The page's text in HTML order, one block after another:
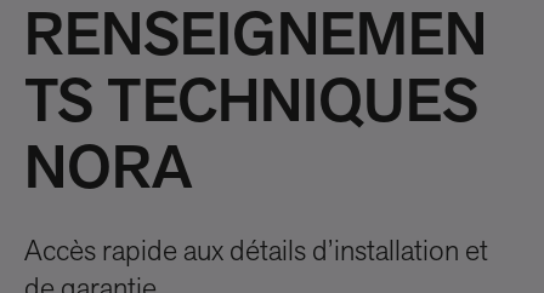
RENSEIGNEMEN
TS TECHNIQUES
NORA
Accès rapide aux détails d’installation et